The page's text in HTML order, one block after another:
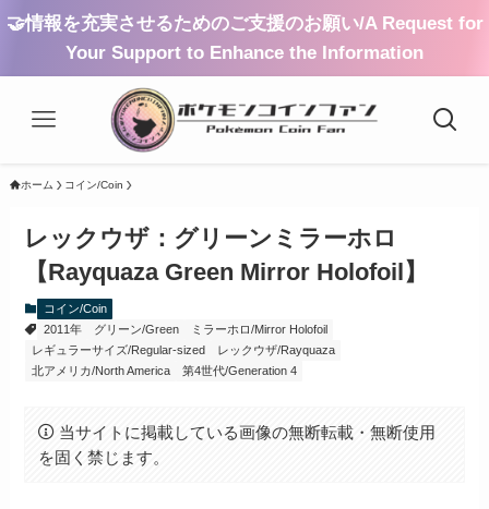
🤝情報を充実させるためのご支援のお願い/A Request for
Your Support to Enhance the Information
ホーム コイン/Coin
レックウザ：グリーンミラーホロ
【Rayquaza Green Mirror Holofoil】
コイン/Coin
2011年
グリーン/Green
ミラーホロ/Mirror Holofoil
レギュラーサイズ/Regular-sized
レックウザ/Rayquaza
北アメリカ/North America
第4世代/Generation 4
当サイトに掲載している画像の無断転載・無断使用
を固く禁じます。